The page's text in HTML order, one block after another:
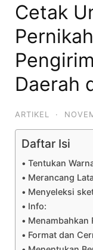
Cetak
Daerah
ARTIKEL ·
Daftar Isi
Tentukan
Merancang
Menyeleksi
Info:
Menambahkan
Format dan